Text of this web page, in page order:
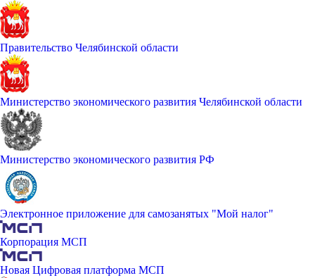
Правительство Челябинской области
Министерство экономического развития Челябинской области
Министерство экономического развития РФ
Электронное приложение для самозанятых "Мой налог"
Корпорация МСП
Новая Цифровая платформа МСП